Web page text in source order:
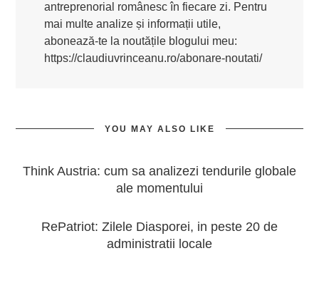
antreprenorial românesc în fiecare zi. Pentru
mai multe analize și informații utile,
abonează-te la noutățile blogului meu:
https://claudiuvrinceanu.ro/abonare-noutati/
YOU MAY ALSO LIKE
Think Austria: cum sa analizezi tendurile globale
ale momentului
RePatriot: Zilele Diasporei, in peste 20 de
administratii locale